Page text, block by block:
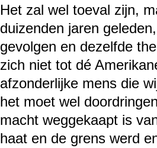
Het zal wel toeval zijn,
duizenden jaren
gevolgen en dezelfde
zich niet tot dé
afzonderlijke mens die
het moet wel
macht weggekaapt is
haat en de grens werd